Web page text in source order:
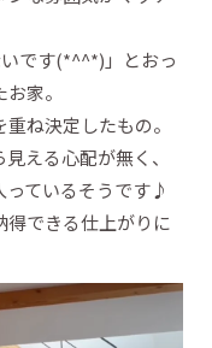
です(*^^*)」とおっ
家。
ね決定したもの。
える心配が無く、
っているそうです♪
できる仕上がりに